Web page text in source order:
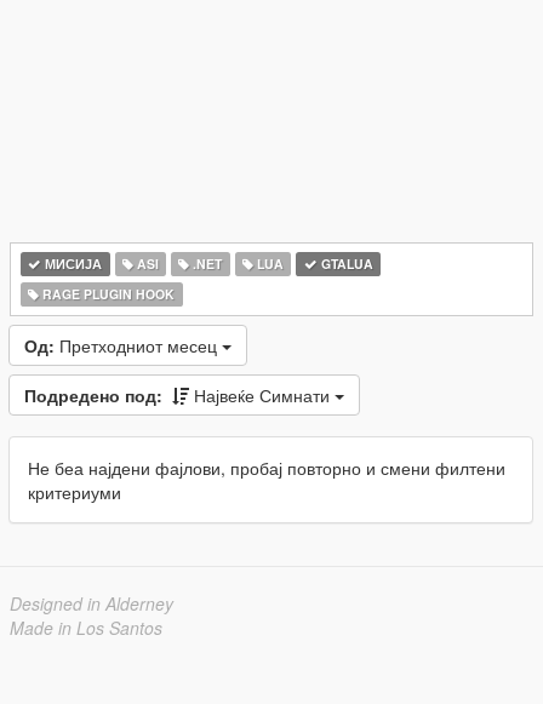
МИСИЈА ASI .NET LUA
GTALUA
RAGE PLUGIN HOOK
Од: Претходниот месец
Подредено под: Највеќе Симнати
Не беа најдени фајлови, пробај повторно и смени филтени
критериуми
Designed in Alderney
Made in Los Santos